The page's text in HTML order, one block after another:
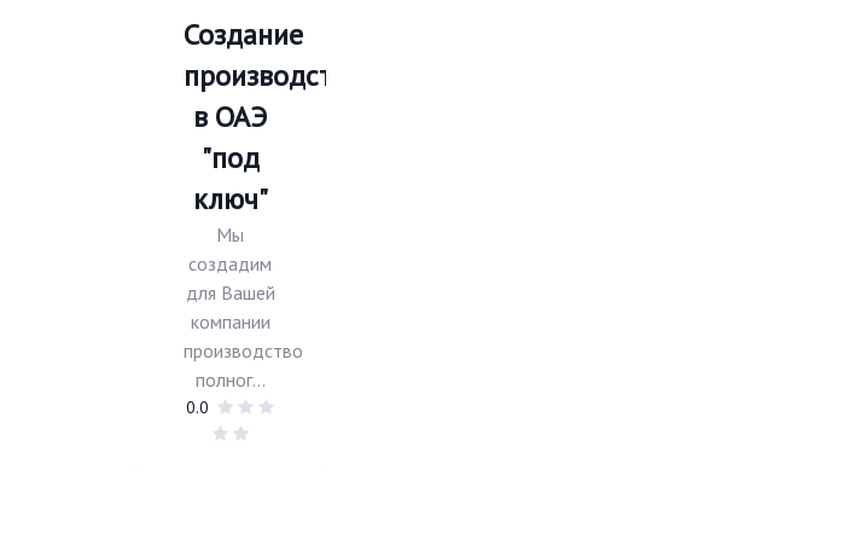
Создание
производства
в ОАЭ
"под
ключ"
Мы
создадим
для Вашей
компании
производство
полног...
0.0